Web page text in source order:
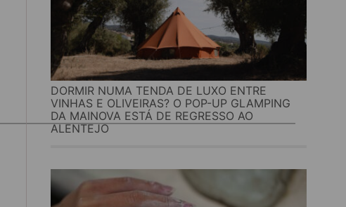
DORMIR NUMA TENDA DE LUXO ENTRE
VINHAS E OLIVEIRAS? O POP-UP GLAMPING
DA MAINOVA ESTÁ DE REGRESSO AO
ALENTEJO